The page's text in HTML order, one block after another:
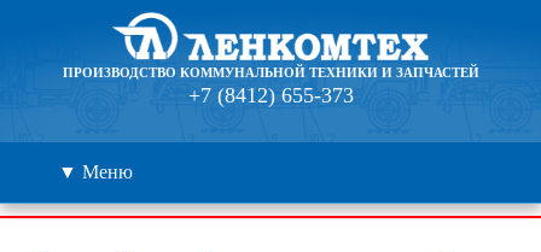
ПРОИЗВОДСТВО КОММУНАЛЬНОЙ ТЕХНИКИ И ЗАПЧАСТЕЙ
+7 (8412) 655-373
▼ Меню